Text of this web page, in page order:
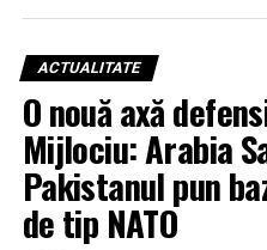
ACTUALITATE
O nouă axă
Mijlociu: Arabia
Pakistanul pun
de tip NATO